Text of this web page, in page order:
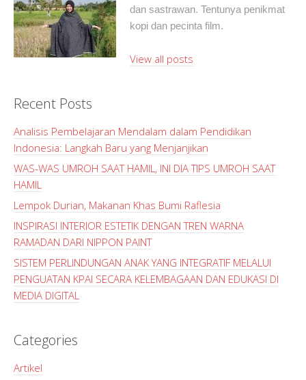
dan sastrawan. Tentunya penikmat
kopi dan pecinta film.
View all posts
Recent Posts
Analisis Pembelajaran Mendalam dalam Pendidikan
Indonesia: Langkah Baru yang Menjanjikan
WAS-WAS UMROH SAAT HAMIL, INI DIA TIPS UMROH SAAT
HAMIL
Lempok Durian, Makanan Khas Bumi Raflesia
INSPIRASI INTERIOR ESTETIK DENGAN TREN WARNA
RAMADAN DARI NIPPON PAINT
SISTEM PERLINDUNGAN ANAK YANG INTEGRATIF MELALUI
PENGUATAN KPAI SECARA KELEMBAGAAN DAN EDUKASI DI
MEDIA DIGITAL
Categories
Artikel